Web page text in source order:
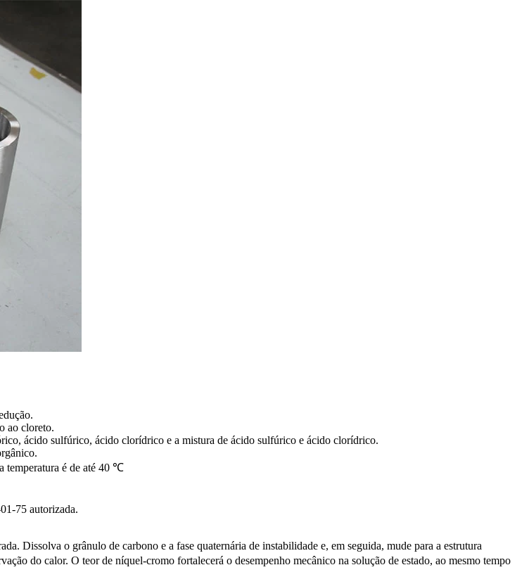
ao cloreto.
ácido sulfúrico, ácido clorídrico e a mistura de ácido sulfúrico e ácido clorídrico.
temperatura é de até 40 ℃
75 autorizada.
Dissolva o grânulo de carbono e a fase quaternária de instabilidade e, em seguida, mude para a estrutura
do calor. O teor de níquel-cromo fortalecerá o desempenho mecânico na solução de estado, ao mesmo tempo